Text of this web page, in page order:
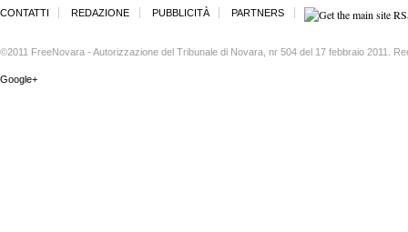
CONTATTI REDAZIONE PUBBLICITÀ PARTNERS
©2011 FreeNovara - Autorizzazione del Tribunale di Novara, nr 504 del 17 febbraio 2011.
Google+